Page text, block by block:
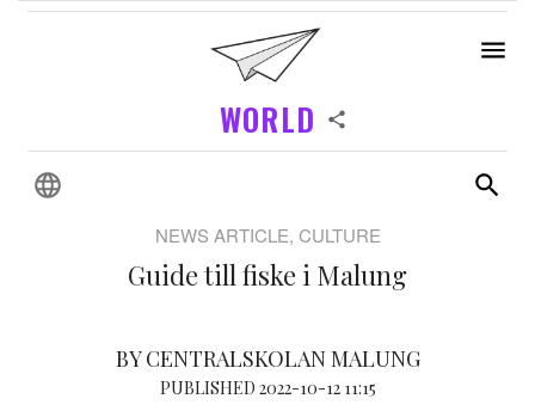
WORLD
NEWS ARTICLE, CULTURE
Guide till fiske i Malung
BY CENTRALSKOLAN MALUNG
PUBLISHED 2022-10-12 11:15